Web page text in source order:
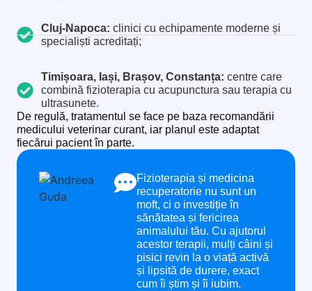
Cluj-Napoca: clinici cu echipamente moderne și
specialiști acreditați;
Timișoara, Iași, Brașov, Constanța: centre care
combină fizioterapia cu acupunctura sau terapia cu
ultrasunete.
De regulă, tratamentul se face pe baza recomandării
medicului veterinar curant, iar planul este adaptat
fiecărui pacient în parte.
Fizioterapia și medicina
recuperatorie nu sunt un
moft, ci o investiție în
sănătatea și fericirea
animalului tău. Cu ajutorul
acestor terapii, mulți câini și
pisici revin la o viață activă
și lipsită de durere, exact
cum îi știm și îi iubim.